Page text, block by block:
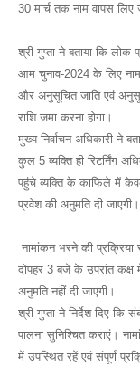
30 मार्च तक नाम वापस
श्री गुप्ता ने बताया कि लोक
आम चुनाव-2024 के लिए
और अनुसूचित जाति एवं
राशि जमा करना होगा।
मुख्य निर्वाचन अधिकारी ने
कुल 5 व्यक्ति ही रिटर्निंग
पहुंचे व्यक्ति के काफिले में
प्रवेश की अनुमति दी जाएगी।
नामांकन भरने की
दोपहर 3 बजे के उपरांत कक्ष
अनुमति नहीं दी जाएगी।
श्री गुप्ता ने निर्देश दिए कि
पालना सुनिश्चित कराएं।
में उपस्थित रहें एवं संपूर्ण